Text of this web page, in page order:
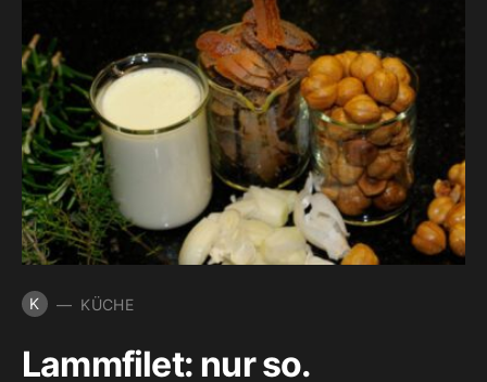
K KÜCHE
Lammfilet: nur so.